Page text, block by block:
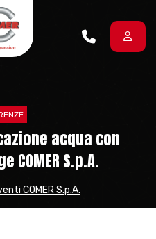
acqua con
COMER S.p.A.
COMER S.p.A.